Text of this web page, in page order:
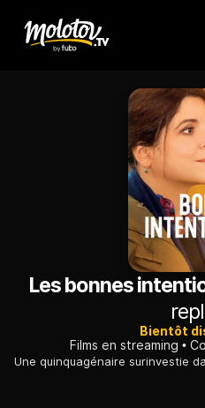
Les bonnes
Bientôt
Films en streaming